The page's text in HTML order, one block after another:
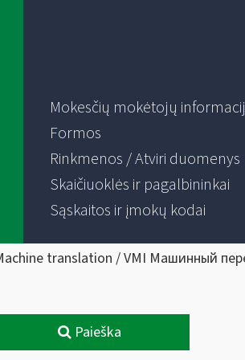
Mokesčių mokėtojų
Formos
Rinkmenos / Atviri duomenys
Skaičiuoklės ir pagalbininkai
Sąskaitos ir įmokų kodai
translation / VMI Машинный
Paieška